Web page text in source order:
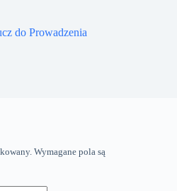
do Prowadzenia
Wymagane pola są